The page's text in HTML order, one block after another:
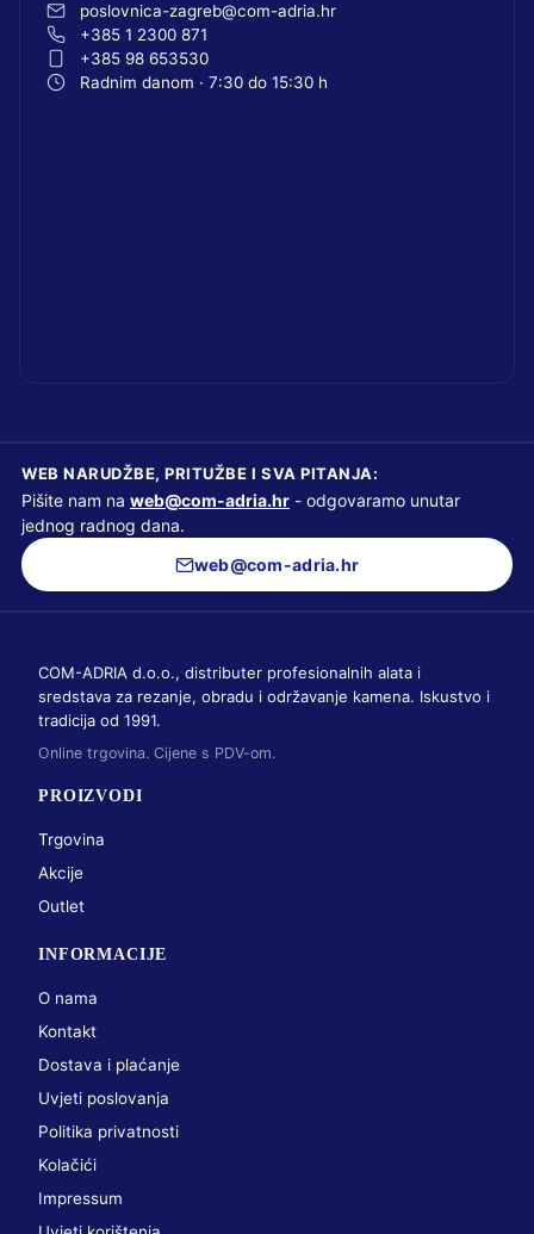
poslovnica-zagreb@com-adria.hr
+385 1 2300 871
+385 98 653530
Radnim danom · 7:30 do 15:30 h
WEB NARUDŽBE, PRITUŽBE I SVA PITANJA:
Pišite nam na web@com-adria.hr - odgovaramo unutar
jednog radnog dana.
web@com-adria.hr
COM-ADRIA d.o.o., distributer profesionalnih alata i
sredstava za rezanje, obradu i održavanje kamena. Iskustvo i
tradicija od 1991.
Online trgovina. Cijene s PDV-om.
PROIZVODI
Trgovina
Akcije
Outlet
INFORMACIJE
O nama
Kontakt
Dostava i plaćanje
Uvjeti poslovanja
Politika privatnosti
Kolačići
Impressum